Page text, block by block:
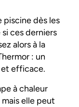
dès les
ces derniers
alors à la
: un
efficace.
à chaleur
elle peut